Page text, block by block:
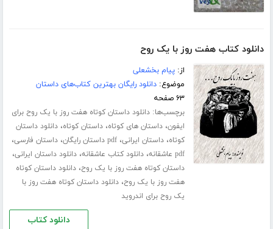
دانلود کتاب هفت روز با یک روح
از:پیام بخشعلی
موضوع:دانلود رایگان بهترین کتاب‌های داستان
۶۳ صفحه
برچسب‌ها:دانلود داستان کوتاه هفت روز با یک روح برای
ایفون،داستان های کوتاه،داستان کوتاه،دانلود داستان
کوتاه،داستان ایرانی،pdf داستان رایگان ،داستان فارسی،
pdf عاشقانه ،دانلود کتاب عاشقانه،دانلود داستان ایرانی،
داستان کوتاه هفت روز با یک روح،دانلود داستان کوتاه
هفت روز با یک روح،دانلود داستان کوتاه هفت روز با
یک روح برای اندروید
دانلود کتاب